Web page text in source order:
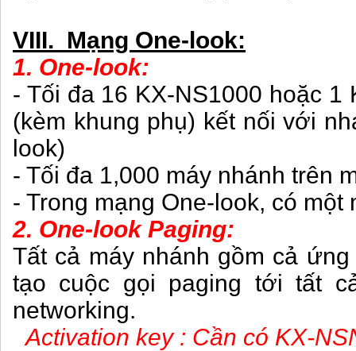
VIII. Mạng One-look:
1. One-look:
- Tối đa 16 KX-NS1000 hoặc
(kèm khung phụ) kết nối với
look)
- Tối đa 1,000 máy nhánh trên
- Trong mạng One-look, có một
2. One-look Paging:
Tất cả máy nhánh gồm cả
tạo cuộc gọi paging tới tất
networking.
Activation key : Cần có KX-